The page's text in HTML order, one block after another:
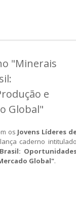
"Minerais
e
Global"
os Jovens Líderes
lança caderno intitulado
Global".